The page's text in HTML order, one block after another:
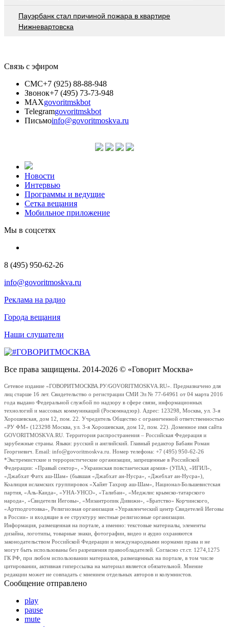
Пауэрбанк стал причиной пожара в квартире
Нижневартовска
Связь с эфиром
СМС+7 (925) 88-88-948
Звонок+7 (495) 73-73-948
MAXgovoritmskbot
Telegramgovoritmskbot
Письмоinfo@govoritmoskva.ru
Новости
Интервью
Программы и ведущие
Сетка вещания
Мобильное приложение
Мы в соцсетях
8 (495) 950-62-26
info@govoritmoskva.ru
Реклама на радио
Города вещания
Наши слушатели
Все права защищены. 2014-2026 © «Говорит Москва»
Сетевое издание «ГОВОРИТМОСКВА.РУ/GOVORITMOSKVA.RU». Предназначено для
лиц старше 16 лет. Свидетельство о регистрации СМИ Эл № 77-64961 от 04 марта 2016
года выдано Федеральной службой по надзору в сфере связи, информационных
технологий и массовых коммуникаций (Роскомнадзор). Адрес: 123298, Москва, ул. 3-я
Хорошевская, дом 12, пом. 22. Учредитель Общество с ограниченной ответственностью
«РУ ФМ» (123298 Москва, ул. 3-я Хорошевская, дом 12, пом. 22). Доменное имя сайта
GOVORITMOSKVA.RU. Территория распространения – Российская Федерация и
зарубежные страны. Языки: русский и английский. Главный редактор Бабаян Роман
Георгиевич. Email: info@govoritmoskva.ru. Номер телефона: +7 (495) 950-62-26
*Экстремистские и террористические организации, запрещенные в Российской
Федерации: «Правый сектор», «Украинская повстанческая армия» (УПА), «ИГИЛ»,
«Джабхат Фатх аш-Шам» (бывшая «Джабхат ан-Нусра», «Джебхат ан-Нусра»),
Коалиция исламских группировок «Хайят Тахрир аш-Шам», Национал-Большевистская
партия, «Аль-Каида», «УНА-УНСО», «Талибан», «Меджлис крымско-татарского
народа», «Свидетели Иеговы», «Мизантропик Дивижн», «Братство» Корчинского,
«Артподготовка», Религиозная организация «Управленческий центр Свидетелей Иеговы
в России» и входящие в ее структуру местные религиозные организации.
Информация, размещенная на портале, а именно: текстовые материалы, элементы
дизайна, логотипы, товарные знаки, фотографии, видео и аудио охраняются
законодательством Российской Федерации и международными нормами права и не
могут быть использованы без разрешения правообладателей. Согласно ст.ст. 1274,1275
ГК РФ, при любом использовании материалов, размещенных на портале, в том числе
цитировании, активная гиперссылка на материал является обязательной. Мнение
редакции может не совпадать с мнением отдельных авторов и колумнистов.
Сообщение отправлено
play
pause
mute